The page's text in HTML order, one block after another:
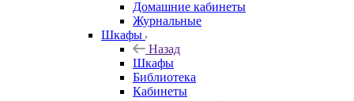
Домашние кабинеты
Журнальные
Шкафы
Назад
Шкафы
Библиотека
Кабинеты